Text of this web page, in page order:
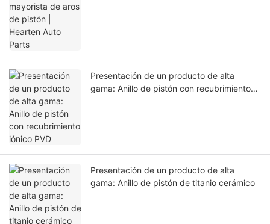
Presentación de un producto de alta
gama: Anillo de pistón con recubrimiento
Presentación de un producto de alta
gama: Anillo de pistón de titanio cerámico